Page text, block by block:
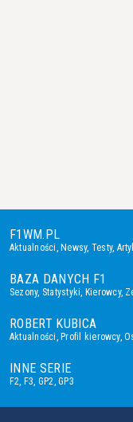
F1WM.PL
Aktualności, Newsy, Testy,
BAZA DANYCH F1
Sezony, Statystyki, Kierowcy,
ROBERT KUBICA
Aktualności, Profil kierowcy,
INNE SERIE
F2, F3, GP2,GP3